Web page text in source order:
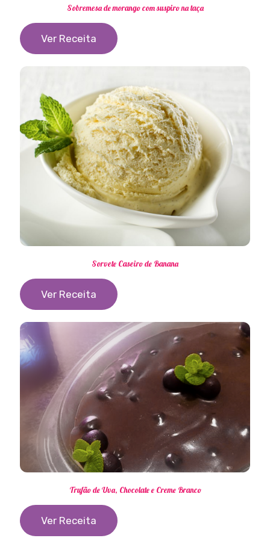
Sobremesa de morango com suspiro na taça
Ver Receita
Sorvete Caseiro de Banana
Ver Receita
Trufão de Uva, Chocolate e Creme Branco
Ver Receita